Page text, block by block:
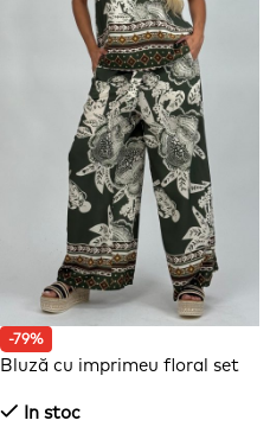
-79%
Bluză cu imprimeu floral set
In stoc